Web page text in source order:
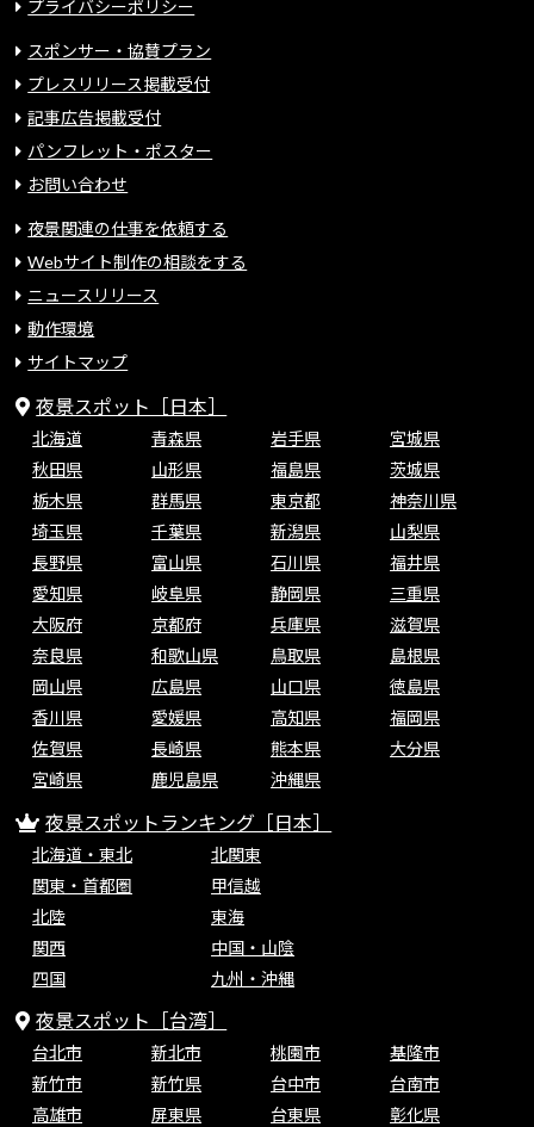
プライバシーポリシー
スポンサー・協賛プラン
プレスリリース掲載受付
記事広告掲載受付
パンフレット・ポスター
お問い合わせ
夜景関連の仕事を依頼する
Webサイト制作の相談をする
ニュースリリース
動作環境
サイトマップ
夜景スポット［日本］
北海道 青森県 岩手県
宮城県
秋田県
山形県 福島県
茨城県
栃木県
群馬県 東京都
神奈川県
埼玉県
千葉県 新潟県
山梨県
長野県
富山県 石川県
福井県
愛知県
岐阜県 静岡県
三重県
大阪府
京都府 兵庫県
滋賀県
奈良県
和歌山県 鳥取県
島根県
岡山県
広島県 山口県
徳島県
香川県
愛媛県 高知県
福岡県
佐賀県
長崎県 熊本県
大分県
宮崎県
鹿児島県 沖縄県
夜景スポットランキング［日本］
北海道・東北
北関東
関東・首都圏
甲信越
北陸
東海
関西
中国・山陰
四国
九州・沖縄
夜景スポット［台湾］
台北市 新北市 桃園市
基隆市
新竹市
新竹県 台中市
台南市
高雄市
屏東県 台東県
彰化県